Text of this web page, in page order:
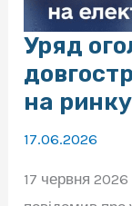
Уряд
на
17.06.2026
17 червня 2026